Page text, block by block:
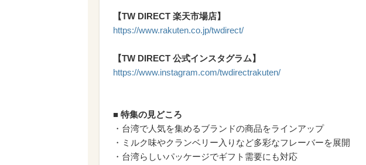
【TW DIRECT 楽天市場店】
https://www.rakuten.co.jp/twdirect/
【TW DIRECT 公式インスタグラム】
https://www.instagram.com/twdirectrakuten/
■ 特集の見どころ
・台湾で人気を集めるブランドの商品をラインアップ
・ミルク味やクランベリー入りなど多彩なフレーバーを展開
・台湾らしいパッケージでギフト需要にも対応